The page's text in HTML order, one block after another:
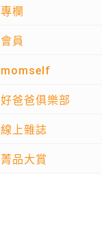
專欄
會員
momself
好爸爸俱樂部
線上雜誌
菁品大賞